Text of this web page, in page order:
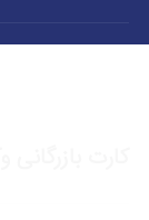
کارت